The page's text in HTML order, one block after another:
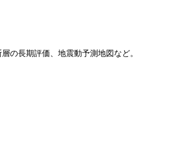
の長期評価、地震動予測地図など。